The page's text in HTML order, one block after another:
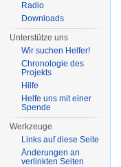
Radio
Downloads
Unterstütze uns
Wir suchen Helfer!
Chronologie des
Projekts
Hilfe
Helfe uns mit einer
Spende
Werkzeuge
Links auf diese Seite
Änderungen an
verlinkten Seiten